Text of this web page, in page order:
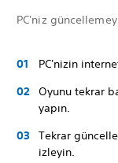
PC'niz
PC'nizin
Oyunu tekrar
yapın.
Tekrar
izleyin.